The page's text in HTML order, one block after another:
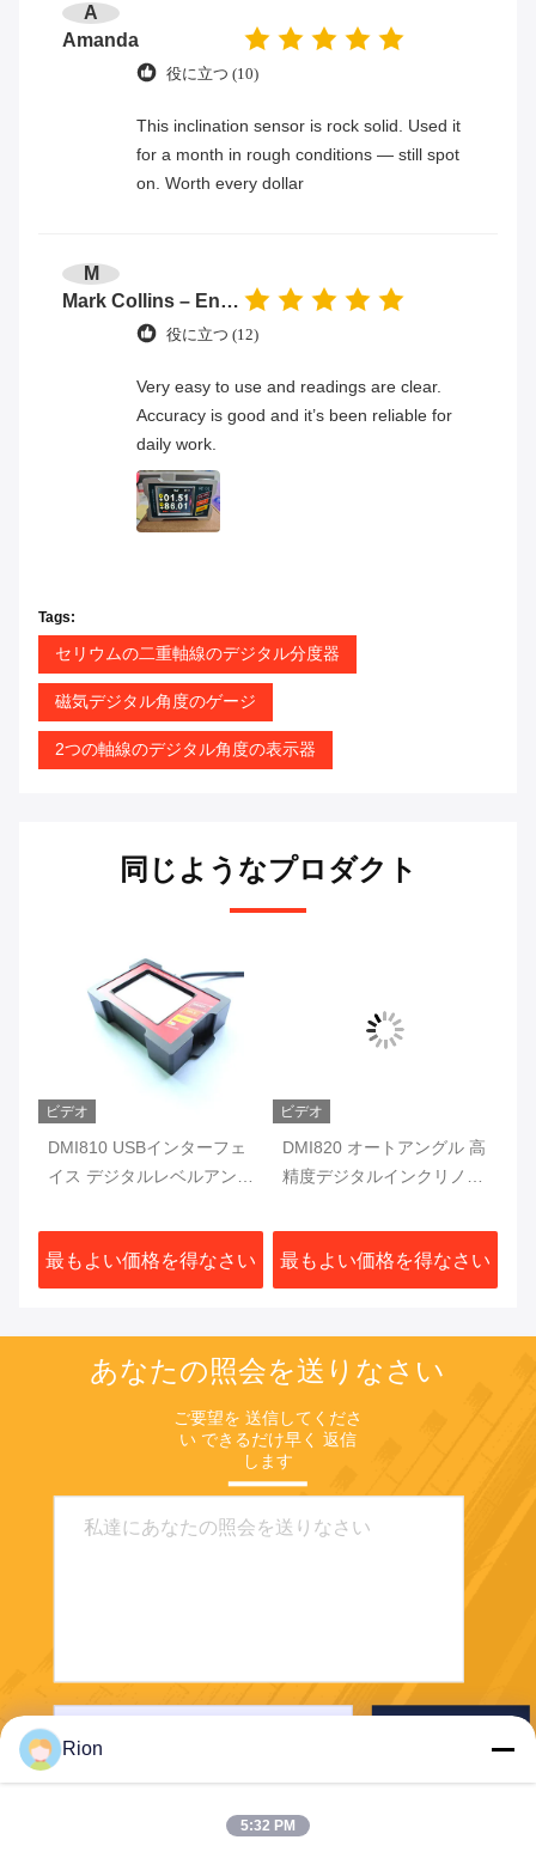
A
Amanda
役に立つ (10)
This inclination sensor is rock solid. Used it
for a month in rough conditions — still spot
on. Worth every dollar
M
Mark Collins – Engineer
役に立つ (12)
Very easy to use and readings are clear.
Accuracy is good and it’s been reliable for
daily work.
Tags:
セリウムの二重軸線のデジタル分度器
磁気デジタル角度のゲージ
2つの軸線のデジタル角度の表示器
同じようなプロダクト
ビデオ
DMI810 USBインターフェ
イス デジタルレベルアング
ト 10Hz シングルアクシス
プロトラクター
最もよい価格を得なさい
ビデオ
DMI820 オートアングル 高
精度デジタルインクリノメ
級
最もよい価格を得なさい
あなたの照会を送りなさい
ご要望を 送信してくださ
い できるだけ早く 返信
します
Rion
5:32 PM